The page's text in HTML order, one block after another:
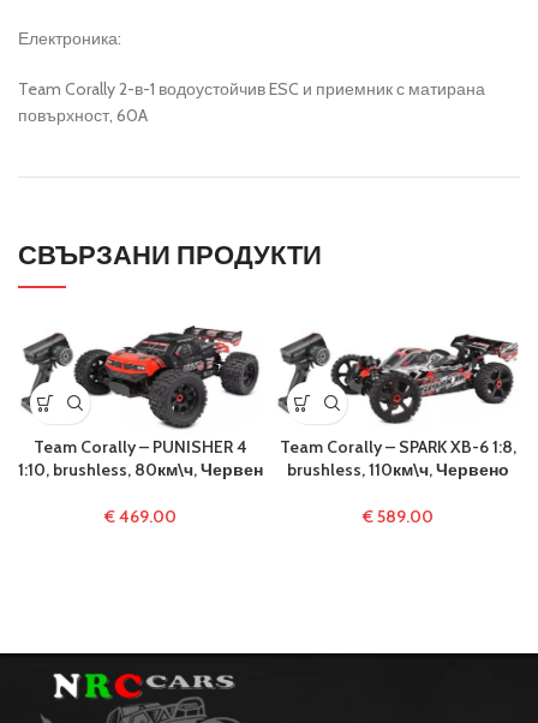
Електроника:
Team Corally 2-в-1 водоустойчив ESC и приемник с матирана
повърхност, 60A
СВЪРЗАНИ ПРОДУКТИ
Team Corally – PUNISHER 4
1:10, brushless, 80км\ч, Червен
€469.00
Team Corally – SPARK XB-6 1:8,
brushless, 110км\ч, Червено
€589.00